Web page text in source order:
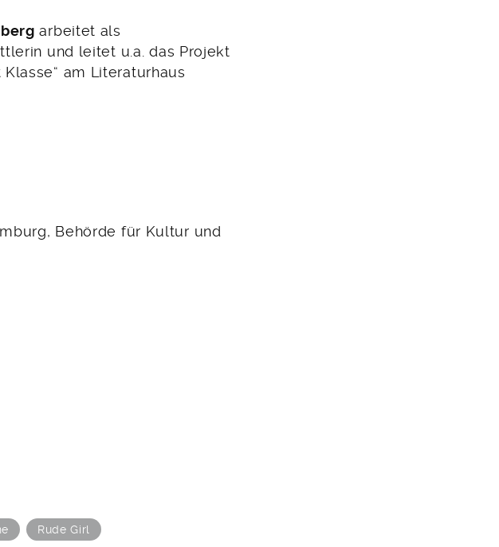
arbeitet als
und leitet u.a. das Projekt
Klasse“ am Literaturhaus
Behörde für Kultur und
Rude Girl